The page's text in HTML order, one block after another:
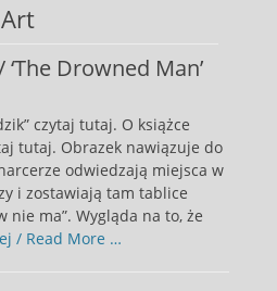
‘The Drowned Man’
czytaj tutaj. O książce
tutaj. Obrazek nawiązuje do
odwiedzają miejsca w
i zostawiają tam tablice
nie ma”. Wygląda na to, że
/ Read More …